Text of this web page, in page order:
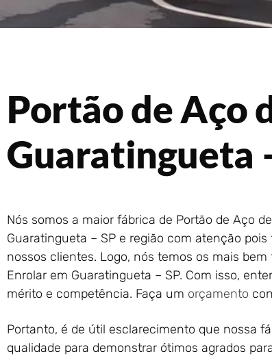
Portão de Aço
Guaratingueta
Nós somos a maior fábrica de Portão de Aço
Guaratingueta – SP e região com atenção
nossos clientes. Logo, nós temos os mais
Enrolar em Guaratingueta – SP. Com isso,
mérito e competência. Faça um orçamento
Portanto, é de útil esclarecimento que nossa
qualidade para demonstrar ótimos agrados